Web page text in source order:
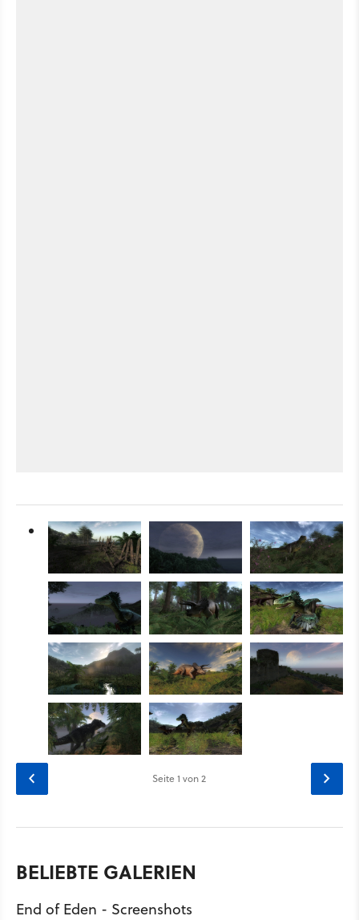
Seite1 von 2
BELIEBTE GALERIEN
End of Eden - Screenshots